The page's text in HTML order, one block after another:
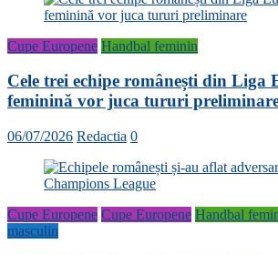
Cupe Europene Handbal feminin
Cele trei echipe românești din Liga
feminină vor juca tururi
06/07/2026 Redactia 0
Cupe Europene Cupe Europene Handbal
masculin